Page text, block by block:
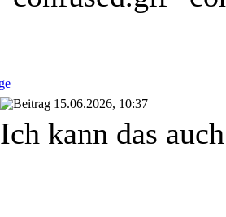
15.06.2026, 10:37
Ich kann das